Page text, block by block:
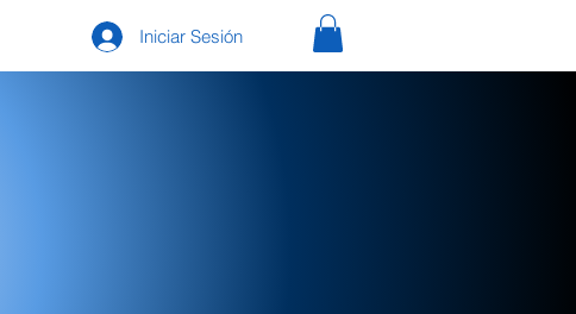
Iniciar Sesión